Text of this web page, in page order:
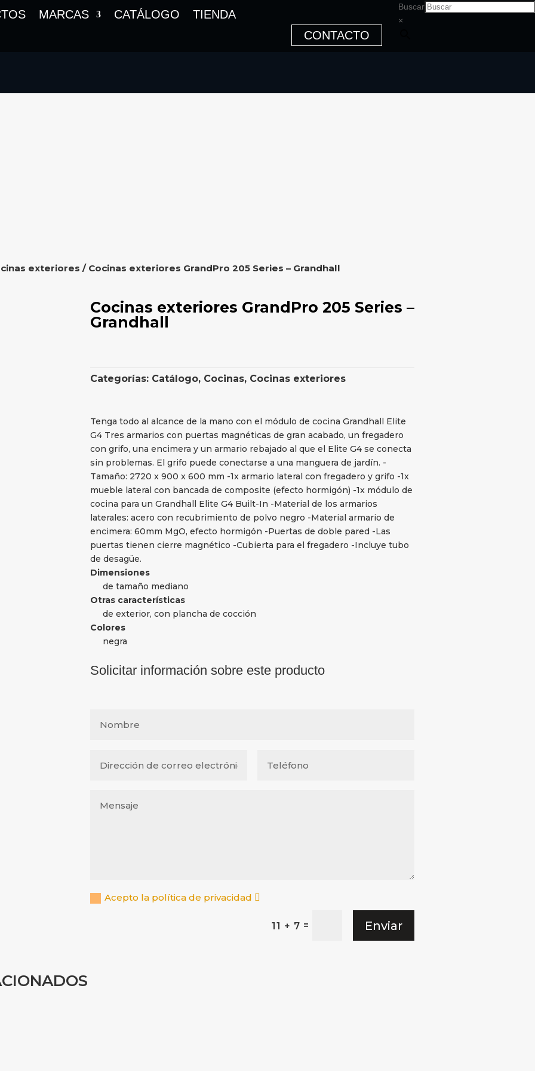
MARCAS CATÁLOGO
TIENDA
CONTACTO
Buscar
×
exteriores / Cocinas exteriores GrandPro 205 Series – Grandhall
Cocinas exteriores GrandPro 205 Series –
Grandhall
Categorías: Catálogo, Cocinas, Cocinas exteriores
Tenga todo al alcance de la mano con el módulo de cocina Grandhall Elite
G4 Tres armarios con puertas magnéticas de gran acabado, un fregadero
con grifo, una encimera y un armario rebajado al que el Elite G4 se conecta
sin problemas. El grifo puede conectarse a una manguera de jardín. -
Tamaño: 2720 x 900 x 600 mm -1x armario lateral con fregadero y grifo -1x
mueble lateral con bancada de composite (efecto hormigón) -1x módulo de
cocina para un Grandhall Elite G4 Built-In -Material de los armarios
laterales: acero con recubrimiento de polvo negro -Material armario de
encimera: 60mm MgO, efecto hormigón -Puertas de doble pared -Las
puertas tienen cierre magnético -Cubierta para el fregadero -Incluye tubo
de desagüe.
Dimensiones
de tamaño mediano
Otras características
de exterior, con plancha de cocción
Colores
negra
Solicitar información sobre este producto
Acepto la política de privacidad
11 + 7 = Enviar